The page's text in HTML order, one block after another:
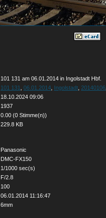
101 131 am 06.01.2014 in Ingolstadt Hbf.
101 131 06.01.2014 Ingolstadt 20140106
18.10.2024 09:06
1937
0.00 (0 Stimme(n))
229.8 KB
Panasonic
DMC-FX150
1/1000 sec(s)
F/2.8
100
06.01.2014 11:16:47
6mm